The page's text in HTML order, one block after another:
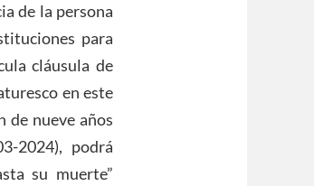
de la persona
para
cláusula de
en este
de nueve años
2024), podrá
su muerte”